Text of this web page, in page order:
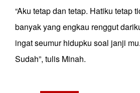
“Aku tetap dan tetap. Hatiku tetap
banyak yang engkau renggut
ingat seumur hidupku soal janji
Sudah”, tulis Minah.